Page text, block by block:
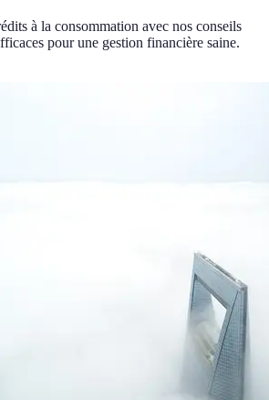
à la consommation avec nos conseils
pour une gestion financière saine.